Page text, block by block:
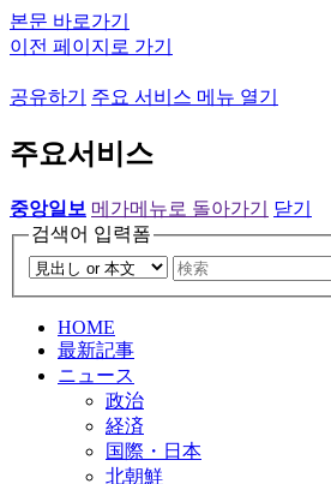
본문 바로가기
이전 페이지로 가기
공유하기 주요 서비스 메뉴 열기
주요서비스
중앙일보 메가메뉴로 돌아가기
닫기
검색어 입력폼
HOME
最新記事
ニュース
政治
経済
国際・日本
北朝鮮